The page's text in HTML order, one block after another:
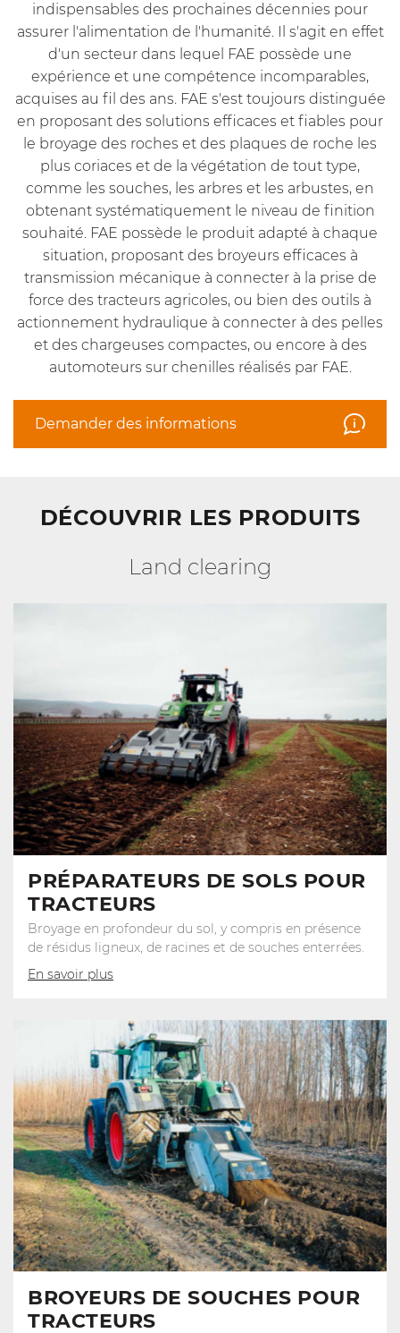
indispensables des prochaines décennies pour
assurer l'alimentation de l'humanité. Il s'agit en effet
d'un secteur dans lequel FAE possède une
expérience et une compétence incomparables,
acquises au fil des ans. FAE s'est toujours distinguée
en proposant des solutions efficaces et fiables pour
le broyage des roches et des plaques de roche les
plus coriaces et de la végétation de tout type,
comme les souches, les arbres et les arbustes, en
obtenant systématiquement le niveau de finition
souhaité. FAE possède le produit adapté à chaque
situation, proposant des broyeurs efficaces à
transmission mécanique à connecter à la prise de
force des tracteurs agricoles, ou bien des outils à
actionnement hydraulique à connecter à des pelles
et des chargeuses compactes, ou encore à des
automoteurs sur chenilles réalisés par FAE.
Demander des informations
DÉCOUVRIR LES PRODUITS
Land clearing
PRÉPARATEURS DE SOLS POUR
TRACTEURS
Broyage en profondeur du sol, y compris en présence
de résidus ligneux, de racines et de souches enterrées.
En savoir plus
BROYEURS DE SOUCHES POUR
TRACTEURS